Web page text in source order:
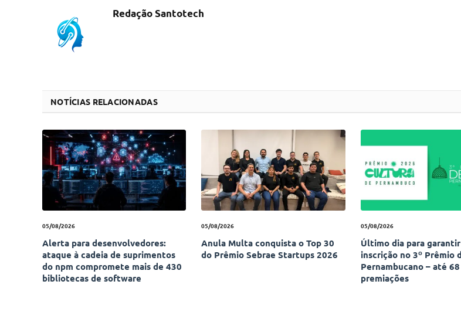
Redação Santotech
NOTÍCIAS RELACIONADAS
05/08/2026
Alerta para desenvolvedores:
ataque à cadeia de suprimentos
do npm compromete mais de 430
bibliotecas de software
05/08/2026
Anula Multa conquista o Top 30
do Prêmio Sebrae Startups 2026
05/08/2026
Último dia para
inscrição no 3º Prêmio
Pernambucano – até
premiações